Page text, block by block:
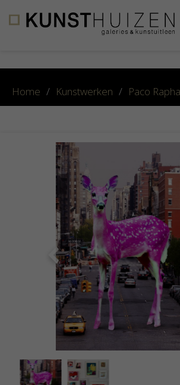
Home / Kunstwerken / Paco
50x60cm-Euro850-jpg-